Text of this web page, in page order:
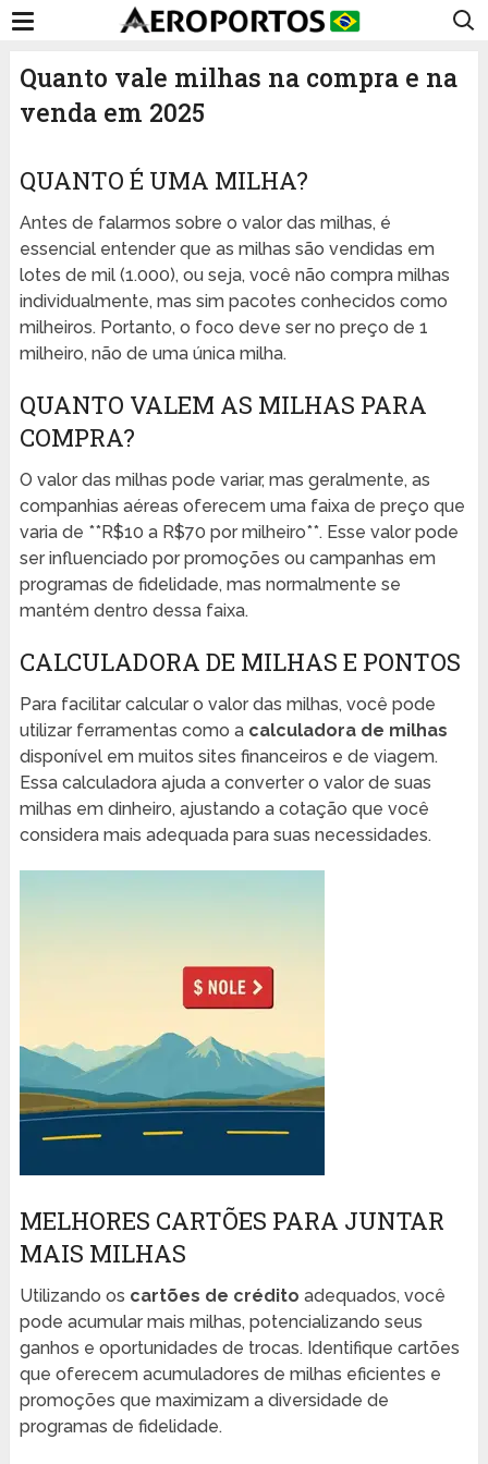
Quanto vale milhas na compra e na
venda em 2025
QUANTO É UMA MILHA?
Antes de falarmos sobre o valor das milhas, é
essencial entender que as milhas são vendidas em
lotes de mil (1.000), ou seja, você não compra milhas
individualmente, mas sim pacotes conhecidos como
milheiros. Portanto, o foco deve ser no preço de 1
milheiro, não de uma única milha.
QUANTO VALEM AS MILHAS PARA
COMPRA?
O valor das milhas pode variar, mas geralmente, as
companhias aéreas oferecem uma faixa de preço que
varia de **R$10 a R$70 por milheiro**. Esse valor pode
ser influenciado por promoções ou campanhas em
programas de fidelidade, mas normalmente se
mantém dentro dessa faixa.
CALCULADORA DE MILHAS E PONTOS
Para facilitar calcular o valor das milhas, você pode
utilizar ferramentas como a calculadora de milhas
disponível em muitos sites financeiros e de viagem.
Essa calculadora ajuda a converter o valor de suas
milhas em dinheiro, ajustando a cotação que você
considera mais adequada para suas necessidades.
MELHORES CARTÕES PARA JUNTAR
MAIS MILHAS
Utilizando os cartões de crédito adequados, você
pode acumular mais milhas, potencializando seus
ganhos e oportunidades de trocas. Identifique cartões
que oferecem acumuladores de milhas eficientes e
promoções que maximizam a diversidade de
programas de fidelidade.